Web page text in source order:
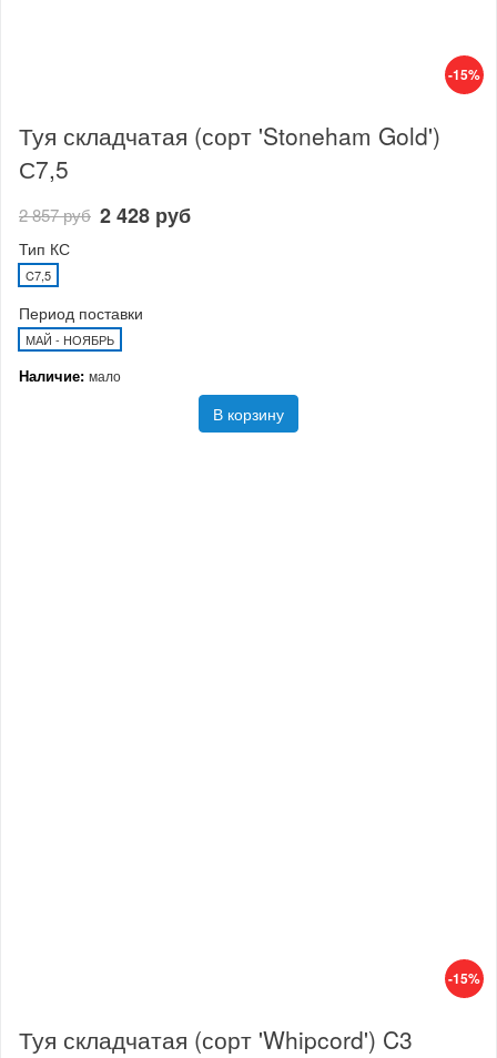
-15%
Туя складчатая (сорт 'Stoneham Gold')
С7,5
2 857 руб 2 428 руб
Тип КС
C7,5
Период поставки
МАЙ - НОЯБРЬ
Наличие: мало
В корзину
-15%
Туя складчатая (сорт 'Whipcord') C3